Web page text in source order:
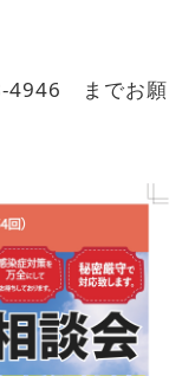
4946 までお願